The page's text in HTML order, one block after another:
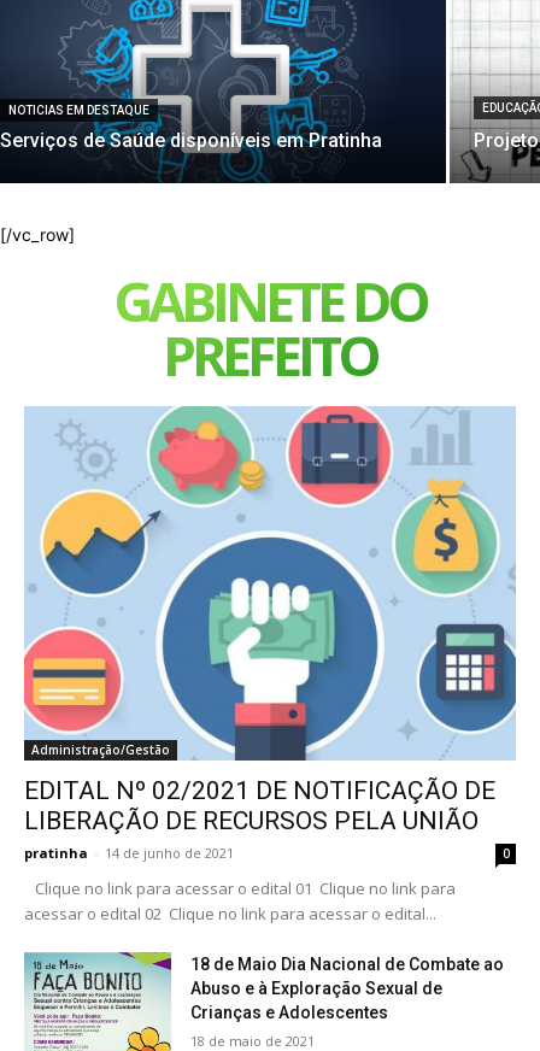
NOTICIAS EM DESTAQUE
Serviços de Saúde disponíveis em Pratinha
[/vc_row]
GABINETE DO
PREFEITO
Administração/Gestão
EDITAL Nº 02/2021 DE NOTIFICAÇÃO DE
LIBERAÇÃO DE RECURSOS PELA UNIÃO
pratinha - 14 de junho de 2021 0
Clique no link para acessar o edital 01 Clique no link para
acessar o edital 02 Clique no link para acessar o edital...
18 de Maio Dia Nacional de Combate ao
Abuso e à Exploração Sexual de
Crianças e Adolescentes
18 de maio de 2021